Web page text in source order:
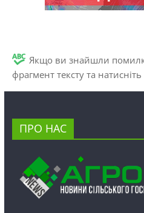
Якщо ви знайшли
фрагмент тексту та натисніть
ПРО НАС